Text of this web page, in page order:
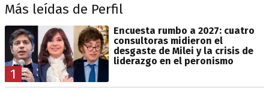
Más leídas de Perfil
1
Encuesta rumbo a 2027: cuatro
consultoras midieron el
desgaste de Milei y la crisis de
liderazgo en el peronismo